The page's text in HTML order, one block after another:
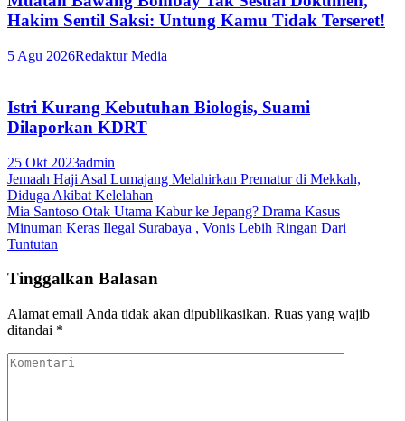
Hakim Sentil Saksi: Untung Kamu Tidak Terseret!
5 Agu 2026Redaktur Media
Istri Kurang Kebutuhan Biologis, Suami
Dilaporkan KDRT
25 Okt 2023admin
Navigasi
pos
Jemaah Haji Asal Lumajang Melahirkan Prematur di Mekkah,
Diduga Akibat Kelelahan
Mia Santoso Otak Utama Kabur ke Jepang? Drama Kasus
Minuman Keras Ilegal Surabaya , Vonis Lebih Ringan Dari
Tuntutan
Tinggalkan Balasan
Alamat email Anda tidak akan dipublikasikan. Ruas yang wajib
ditandai *
Komentari